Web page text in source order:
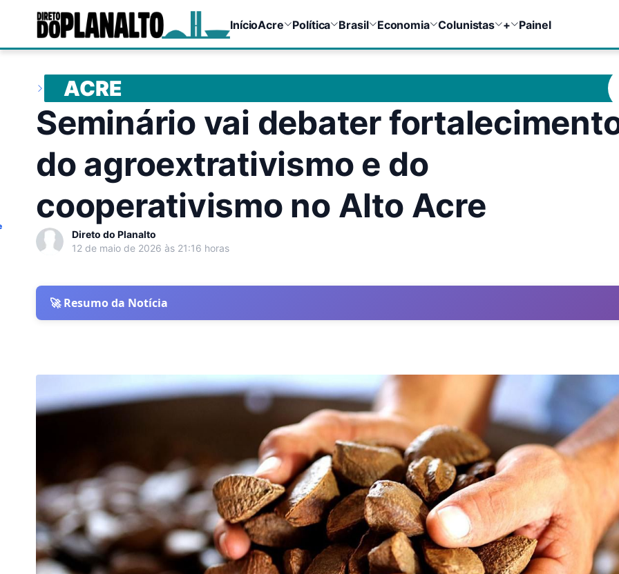
InícioAcre Política Brasil Economia Colunistas + Painel
ACRE
Seminário vai debater
do agroextrativismo e do
cooperativismo no Alto Acre
Direto do Planalto
12 de maio de 2026 às 21:16 horas
🚀 Resumo da Notícia